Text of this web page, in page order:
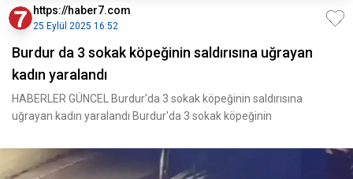
https://haber7.com
25 Eylül 2025 16:52
Burdur da 3 sokak köpeğinin saldırısına uğrayan
kadın yaralandı
HABERLER GÜNCEL Burdur'da 3 sokak köpeğinin saldırısına
uğrayan kadın yaralandı Burdur'da 3 sokak köpeğinin